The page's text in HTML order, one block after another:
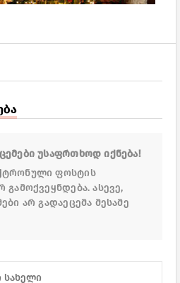
უსაფრთხოდ იქნება!
ფოსტის
გამოქვეყნდება. ასევე,
არ გადაეცემა მესამე